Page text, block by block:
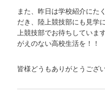
また、昨日は学校紹介にた
だき、陸上競技部にも見学
上競技部でお待ちしていま
がえのない高校生活を！！
皆様どうもありがとうござ